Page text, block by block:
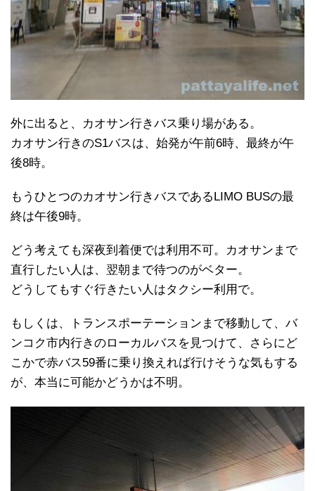
外に出ると、カオサン行きバス乗り場がある。
カオサン行きのS1バスは、始発が午前6時、最終が午
後8時。
もうひとつのカオサン行きバスであるLIMO BUSの最
終は午後9時。
どう考えても深夜到着便では利用不可。カオサンまで
直行したい人は、翌朝まで待つのがベター。
どうしてもすぐ行きたい人はタクシー利用で。
もしくは、トランスポーテーションまで移動して、バ
ンコク市内行きのローカルバスを見つけて、さらにど
こかで赤バス59番に乗り換えれば行けそうな気もする
が、本当に可能かどうかは不明。